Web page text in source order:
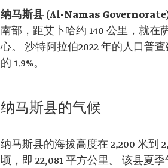
纳马斯县 (Al-Namas
南部，距艾卜哈约 140 公里，就在
心。 沙特阿拉伯2022 年的人口普
的 1.9%。
纳马斯县的气候
纳马斯县的海拔高度在 2,200 米到
顷，即 22,081 平方公里。 该县夏